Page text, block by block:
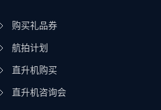
购买礼品券
航拍计划
直升机购买
直升机咨询会